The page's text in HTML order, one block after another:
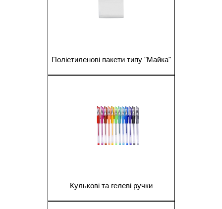
Поліетиленові пакети типу "Майка"
Кулькові та гелеві ручки